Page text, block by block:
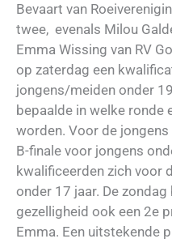
Bevaart van
twee, evenals Milou
Emma Wissing van RV
op zaterdag een
jongens/meiden onder
bepaalde in welke
worden. Voor de
B-finale voor jongens
kwalificeerden zich voor
onder 17 jaar. De
gezelligheid ook een 2e
Emma. Een uitstekende